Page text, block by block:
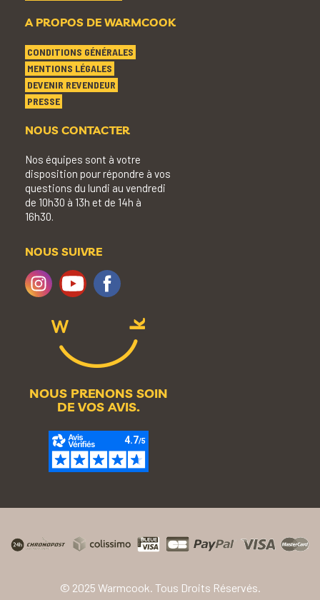
A PROPOS DE WARMCOOK
CONDITIONS GÉNÉRALES
MENTIONS LÉGALES
DEVENIR REVENDEUR
PRESSE
NOUS CONTACTER
Nos équipes sont à votre
disposition pour répondre à vos
questions du lundi au vendredi
de 10h30 à 13h et de 14h à
16h30.
NOUS SUIVRE
NOUS PRENONS SOIN
DE VOS AVIS.
© 2025 Warmcook. Tous Droits Réservés.